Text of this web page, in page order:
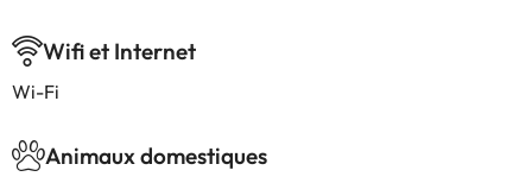
Wifi et Internet
Wi-Fi
Animaux domestiques